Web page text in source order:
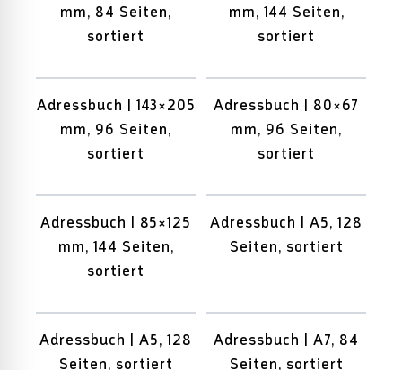
mm, 84 Seiten,
sortiert
mm, 144 Seiten,
sortiert
Adressbuch | 143×205
mm, 96 Seiten,
sortiert
Adressbuch | 80×67
mm, 96 Seiten,
sortiert
Adressbuch | 85×125
mm, 144 Seiten,
sortiert
Adressbuch | A5, 128
Seiten, sortiert
Adressbuch | A5, 128
Seiten, sortiert
Adressbuch | A7, 84
Seiten, sortiert